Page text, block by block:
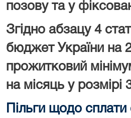
позову та у
Згідно абзацу 4
бюджет України на
прожитковий
на місяць у розмірі
Пільги щодо